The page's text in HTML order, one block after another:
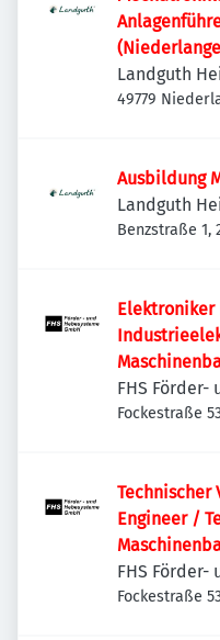
Landguth
49779
Ausbildung
Landguth
Benzstraße 1,
Anlagenbau
FHS Förder-
Fockestraße
Engineer /
FHS Förder-
Fockestraße